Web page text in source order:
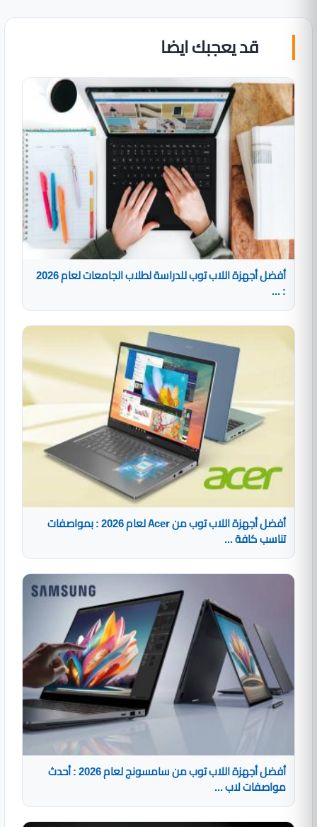
قد يعجبك ايضا
أفضل أجهزة اللاب توب للدراسة لطلاب الجامعات لعام 2026
: ...
أفضل أجهزة اللاب توب من Acer لعام 2026 : بمواصفات
تناسب كافة ...
أفضل أجهزة اللاب توب من سامسونج لعام 2026 : أحدث
مواصفات لاب ...